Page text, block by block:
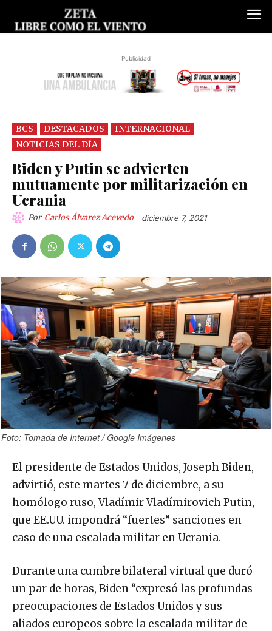
Publicidad
BCS DESTACADOS
INTERNACIONAL
NOTICIAS DEL DÍA
Biden y Putin se advierten
mutuamente por militarización en
Ucrania
Por Carlos Álvarez Acevedo diciembre 7, 2021
Foto: Tomada de Internet / Google Imágenes
El presidente de Estados Unidos, Joseph Biden,
advirtió, este martes 7 de diciembre, a su
homólogo ruso, Vladímir Vladímirovich Putin,
que EE.UU. impondrá “fuertes” sanciones en
caso de una escalada militar en Ucrania.
Durante una cumbre bilateral virtual que duró
un par de horas, Biden “expresó las profundas
preocupaciones de Estados Unidos y sus
aliados europeos sobre la escalada militar de